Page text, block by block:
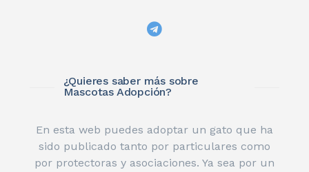
¿Quieres saber más sobre
Mascotas Adopción?
En esta web puedes adoptar un gato que ha
sido publicado tanto por particulares como
por protectoras y asociaciones. Ya sea por un